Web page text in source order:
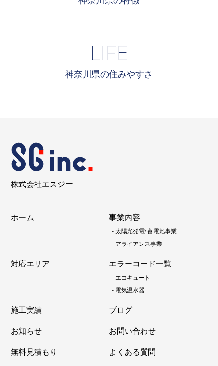
LIFE
神奈川県の住みやすさ
株式会社エスジー
ホーム 事業内容
-太陽光発電・蓄電池事業
- アライアンス事業
対応エリア エラーコード一覧
-エコキュート
- 電気温水器
施工実績
ブログ
お知らせ
お問い合わせ
無料見積もり
よくある質問